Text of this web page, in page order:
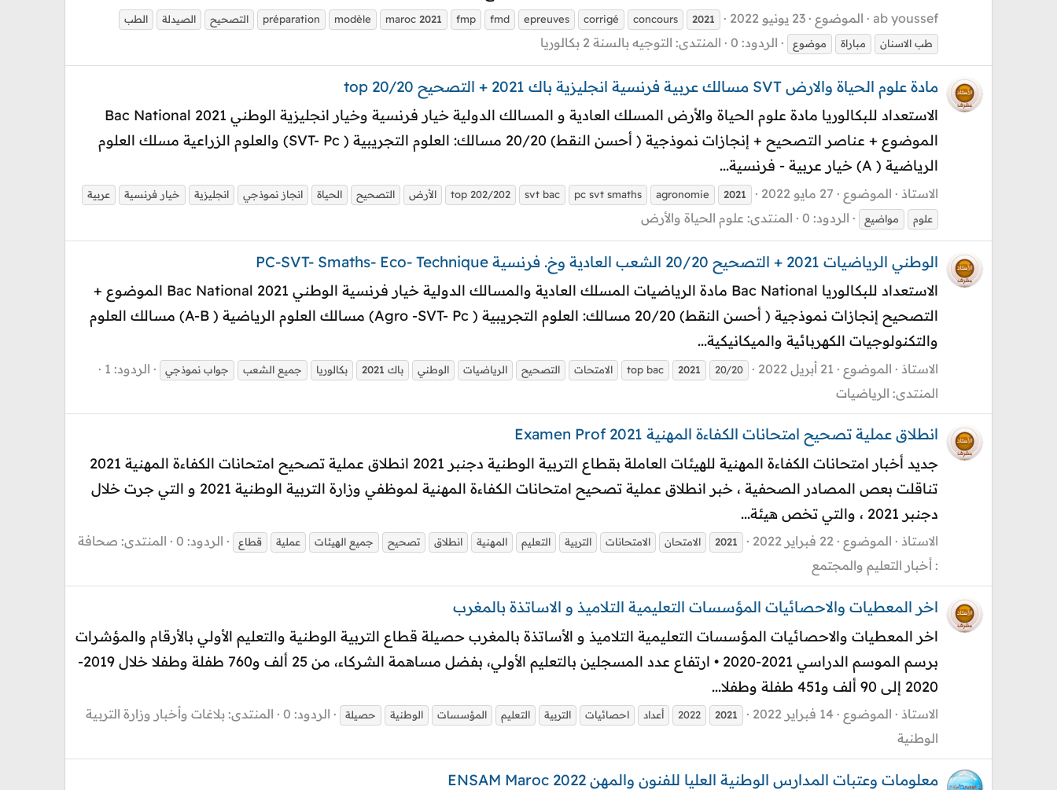
ab youssef الموضوع 23 يونيو 2022 2021
concours
corrigé
epreuves
fmd
fmp
maroc 2021
modèle
préparation التصحيح الصيدلة
الطب
طب الاسنان
مباراة موضوع الردود: 0 المنتدى: التوجيه بالسنة 2 بكالوريا
مادة علوم الحياة والارض SVT مسالك عربية فرنسية انجليزية باك 2021 + التصحيح top 20/20
الاستعداد للبكالوريا مادة علوم الحياة والأرض المسلك العادية و المسالك الدولية خيار فرنسية وخيار انجليزية الوطني 2021 Bac National
الموضوع + عناصر التصحيح + إنجازات نموذجية ( أحسن النقط) 20/20 مسالك: العلوم التجريبية ( SVT- Pc) والعلوم الزراعية مسلك العلوم
الرياضية ( A) خيار عربية - فرنسية...
الاستاذ الموضوع 27 مايو 2022 2021
agronomie
pc svt smaths
svt bac
top 202/202 الأرض التصحيح الحياة انجاز نموذجي انجليزية خيار فرنسية
عربية
علوم
مواضيع الردود: 0 المنتدى: علوم الحياة والأرض
الوطني الرياضيات 2021 + التصحيح 20/20 الشعب العادية وخ. فرنسية PC-SVT- Smaths- Eco- Technique
الاستعداد للبكالوريا Bac National مادة الرياضيات المسلك العادية والمسالك الدولية خيار فرنسية الوطني 2021 Bac National الموضوع +
التصحيح إنجازات نموذجية ( أحسن النقط) 20/20 مسالك: العلوم التجريبية ( Agro -SVT- Pc) مسالك العلوم الرياضية ( A-B) مسالك العلوم
والتكنولوجيات الكهربائية والميكانيكية...
الاستاذ الموضوع 21 أبريل 2022 20/20
2021
top bac الامتحات التصحيح الرياضيات الوطني باك 2021 بكالوريا جميع الشعب جواب نموذجي
الردود: 1
المنتدى: الرياضيات
انطلاق عملية تصحيح امتحانات الكفاءة المهنية 2021 Examen Prof
جديد أخبار امتحانات الكفاءة المهنية للهيئات العاملة بقطاع التربية الوطنية دجنبر 2021 انطلاق عملية تصحيح امتحانات الكفاءة المهنية 2021
تناقلت بعص المصادر الصحفية ، خبر انطلاق عملية تصحيح امتحانات الكفاءة المهنية لموظفي وزارة التربية الوطنية 2021 و التي جرت خلال
دجنبر 2021 ، والتي تخص هيئة...
الاستاذ الموضوع 22 فبراير 2022 2021 الامتحان الامتحانات التربية التعليم المهنية انطلاق تصحيح جميع الهيئات عملية قطاع الردود: 0 المنتدى: صحافة
: أخبار التعليم والمجتمع
اخر المعطيات والاحصائيات المؤسسات التعليمية التلاميذ و الاساتذة بالمغرب
اخر المعطيات والاحصائيات المؤسسات التعليمية التلاميذ و الأساتذة بالمغرب حصيلة قطاع التربية الوطنية والتعليم الأولي بالأرقام والمؤشرات
برسم الموسم الدراسي 2021-2020 • ارتفاع عدد المسجلين بالتعليم الأولي، بفضل مساهمة الشركاء، من 25 ألف و760 طفلة وطفلا خلال 2019-
2020 إلى 90 ألف و451 طفلة وطفلا...
الاستاذ الموضوع 14 فبراير 2022 2021
2022 أعداد احصائيات التربية التعليم المؤسسات الوطنية حصيلة الردود: 0 المنتدى: بلاغات وأخبار وزارة التربية
الوطنية
معلومات وعتبات المدارس الوطنية العليا للفنون والمهن ENSAM Maroc 2022